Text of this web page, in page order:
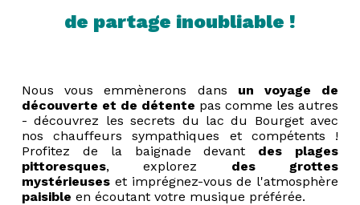
de partage inoubliable !
Nous vous emmènerons dans un voyage de
découverte et de détente pas comme les autres
- découvrez les secrets du lac du Bourget avec
nos chauffeurs sympathiques et compétents !
Profitez de la baignade devant des plages
pittoresques, explorez des grottes
mystérieuses et imprégnez-vous de l'atmosphère
paisible en écoutant votre musique préférée.